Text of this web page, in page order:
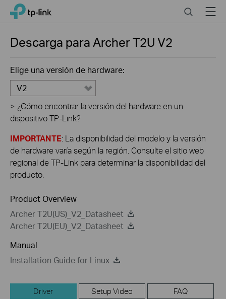
Click
navigation
TP-Link, Reliably Smart SearchMenu
Descarga paraArcher T2UV2
Elige una versión de hardware:
V2
> ¿Cómo encontrar la versión del hardware en un
dispositivo TP-Link?
IMPORTANTE: La disponibilidad del modelo y la versión
de hardware varía según la región. Consulte el sitio web
regional de TP-Link para determinar la disponibilidad del
producto.
Product Overview
Archer T2U(US)_V2_Datasheet
Archer T2U(EU)_V2_Datasheet
Manual
Installation Guide for Linux
Driver Setup Video FAQ